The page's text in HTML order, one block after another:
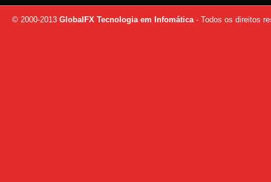
© 2000-2013 GlobalFX Tecnologia em Infomática- Todos os direitos